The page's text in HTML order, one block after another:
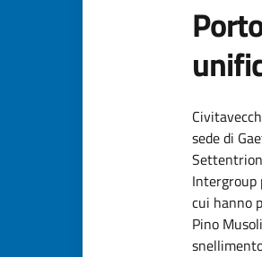
sede di
Intergroup
cui hanno
Pino